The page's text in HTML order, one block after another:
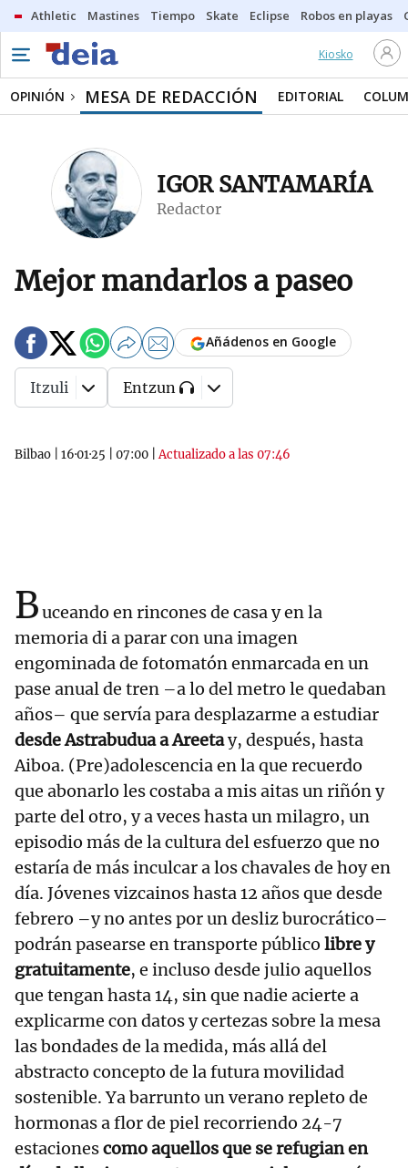
Athletic Mastines Tiempo Skate Eclipse Robos en playas
Kiosko
OPINIÓN MESA DE REDACCIÓN EDITORIAL
IGOR SANTAMARÍA
Redactor
Mejor mandarlos a paseo
Bilbao 16·01·25 07:00 |Actualizado a las 07:46
Añádenos en Google
Itzuli Entzun
Buceando en rincones de casa y en la
memoria di a parar con una imagen
engominada de fotomatón enmarcada en un
pase anual de tren –a lo del metro le quedaban
años– que servía para desplazarme a estudiar
desde Astrabudua a Areetay, después, hasta
Aiboa. (Pre)adolescencia en la que recuerdo
que abonarlo les costaba a mis aitas un riñón y
parte del otro, y a veces hasta un milagro, un
episodio más de la cultura del esfuerzo que no
estaría de más inculcar a los chavales de hoy en
día. Jóvenes vizcainos hasta 12 años que desde
febrero –y no antes por un desliz burocrático–
podrán pasearse en transporte público libre y
gratuitamente, e incluso desde julio aquellos
que tengan hasta 14, sin que nadie acierte a
explicarme con datos y certezas sobre la mesa
las bondades de la medida, más allá del
abstracto concepto de la futura movilidad
sostenible. Ya barrunto un verano repleto de
hormonas a flor de piel recorriendo 24-7
estacionescomo aquellos que se refugian en